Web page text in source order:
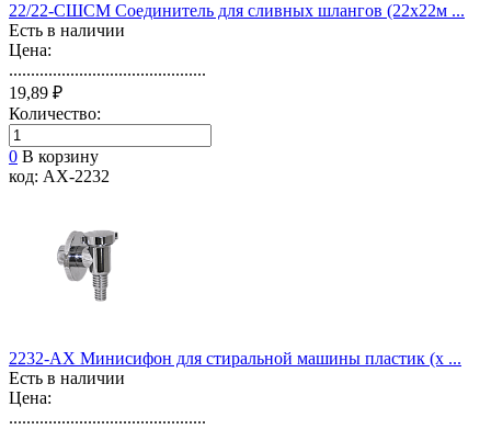
22/22-СШСМ Соединитель для сливных шлангов (22х22м ...
Есть в наличии
Цена:
.............................................
19,89 ₽
Количество:
0 В корзину
код: АХ-2232
2232-АХ Минисифон для стиральной машины пластик (х ...
Есть в наличии
Цена:
.............................................